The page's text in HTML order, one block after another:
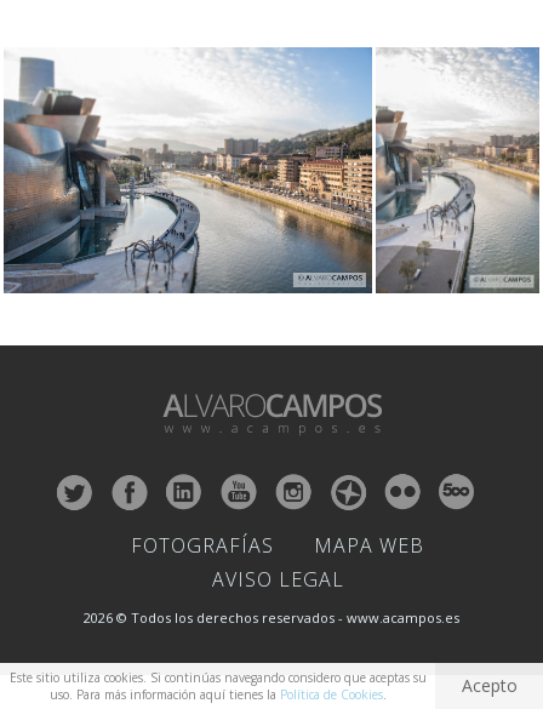
FOTOGRAFÍAS
MAPA WEB
AVISO LEGAL
2026 © Todos los derechos reservados - www.acampos.es
Este sitio utiliza cookies. Si continúas navegando considero que aceptas su
uso. Para más información aquí tienes la Política de Cookies. Acepto